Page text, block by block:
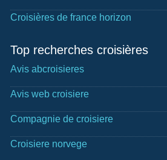
Croisières de france horizon
Top recherches croisières
Avis abcroisieres
Avis web croisiere
Compagnie de croisiere
Croisiere norvege